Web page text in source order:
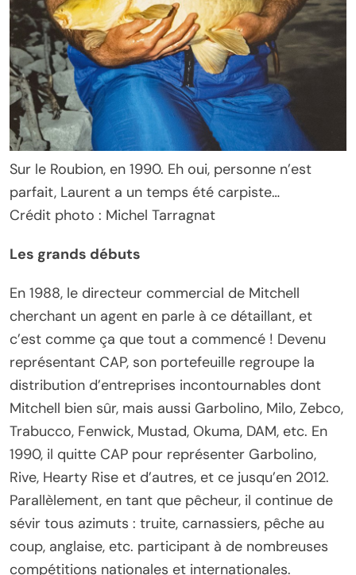
Sur le Roubion, en 1990. Eh oui, personne n’est
parfait, Laurent a un temps été carpiste…
Crédit photo : Michel Tarragnat
Les grands débuts
En 1988, le directeur commercial de Mitchell
cherchant un agent en parle à ce détaillant, et
c’est comme ça que tout a commencé ! Devenu
représentant CAP, son portefeuille regroupe la
distribution d’entreprises incontournables dont
Mitchell bien sûr, mais aussi Garbolino, Milo, Zebco,
Trabucco, Fenwick, Mustad, Okuma, DAM, etc. En
1990, il quitte CAP pour représenter Garbolino,
Rive, Hearty Rise et d’autres, et ce jusqu’en 2012.
Parallèlement, en tant que pêcheur, il continue de
sévir tous azimuts : truite, carnassiers, pêche au
coup, anglaise, etc. participant à de nombreuses
compétitions nationales et internationales.